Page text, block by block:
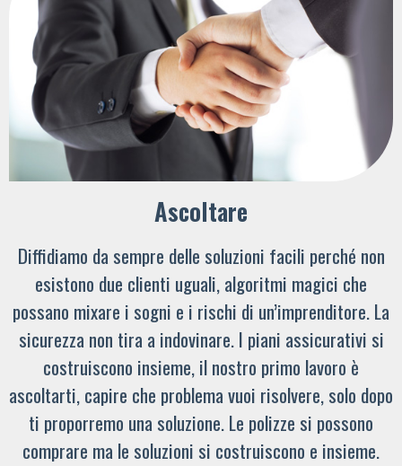
Ascoltare
Diffidiamo da sempre delle soluzioni facili perché non
esistono due clienti uguali, algoritmi magici che
possano mixare i sogni e i rischi di un’imprenditore. La
sicurezza non tira a indovinare. I piani assicurativi si
costruiscono insieme, il nostro primo lavoro è
ascoltarti, capire che problema vuoi risolvere, solo dopo
ti proporremo una soluzione. Le polizze si possono
comprare ma le soluzioni si costruiscono e insieme.